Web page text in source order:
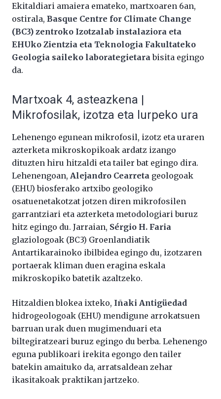
Ekitaldiari amaiera emateko, martxoaren 6an,
ostirala, Basque Centre for Climate Change
(BC3) zentroko Izotzalab instalaziora eta
EHUko Zientzia eta Teknologia Fakultateko
Geologia saileko laborategietarabisita egingo
da.
Martxoak 4, asteazkena |
Mikrofosilak, izotza eta lurpeko ura
Lehenengo egunean mikrofosil, izotz eta uraren
azterketa mikroskopikoak ardatz izango
dituzten hiru hitzaldi eta tailer bat egingo dira.
Lehenengoan, Alejandro Cearreta geologoak
(EHU) biosferako artxibo geologiko
osatuenetakotzat jotzen diren mikrofosilen
garrantziari eta azterketa metodologiari buruz
hitz egingo du. Jarraian, Sérgio H. Faria
glaziologoak (BC3) Groenlandiatik
Antartikarainoko ibilbidea egingo du, izotzaren
portaerak kliman duen eragina eskala
mikroskopiko batetik azaltzeko.
Hitzaldien blokea ixteko, Iñaki Antigüedad
hidrogeologoak (EHU) mendigune arrokatsuen
barruan urak duen mugimenduari eta
biltegiratzeari buruz egingo du berba. Lehenengo
eguna publikoari irekita egongo den tailer
batekin amaituko da, arratsaldean zehar
ikasitakoak praktikan jartzeko.